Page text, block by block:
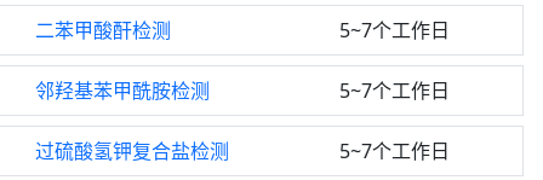
二苯甲酸酐检测 5~7个工作日
邻羟基苯甲酰胺检测 5~7个工作日
过硫酸氢钾复合盐检测 5~7个工作日